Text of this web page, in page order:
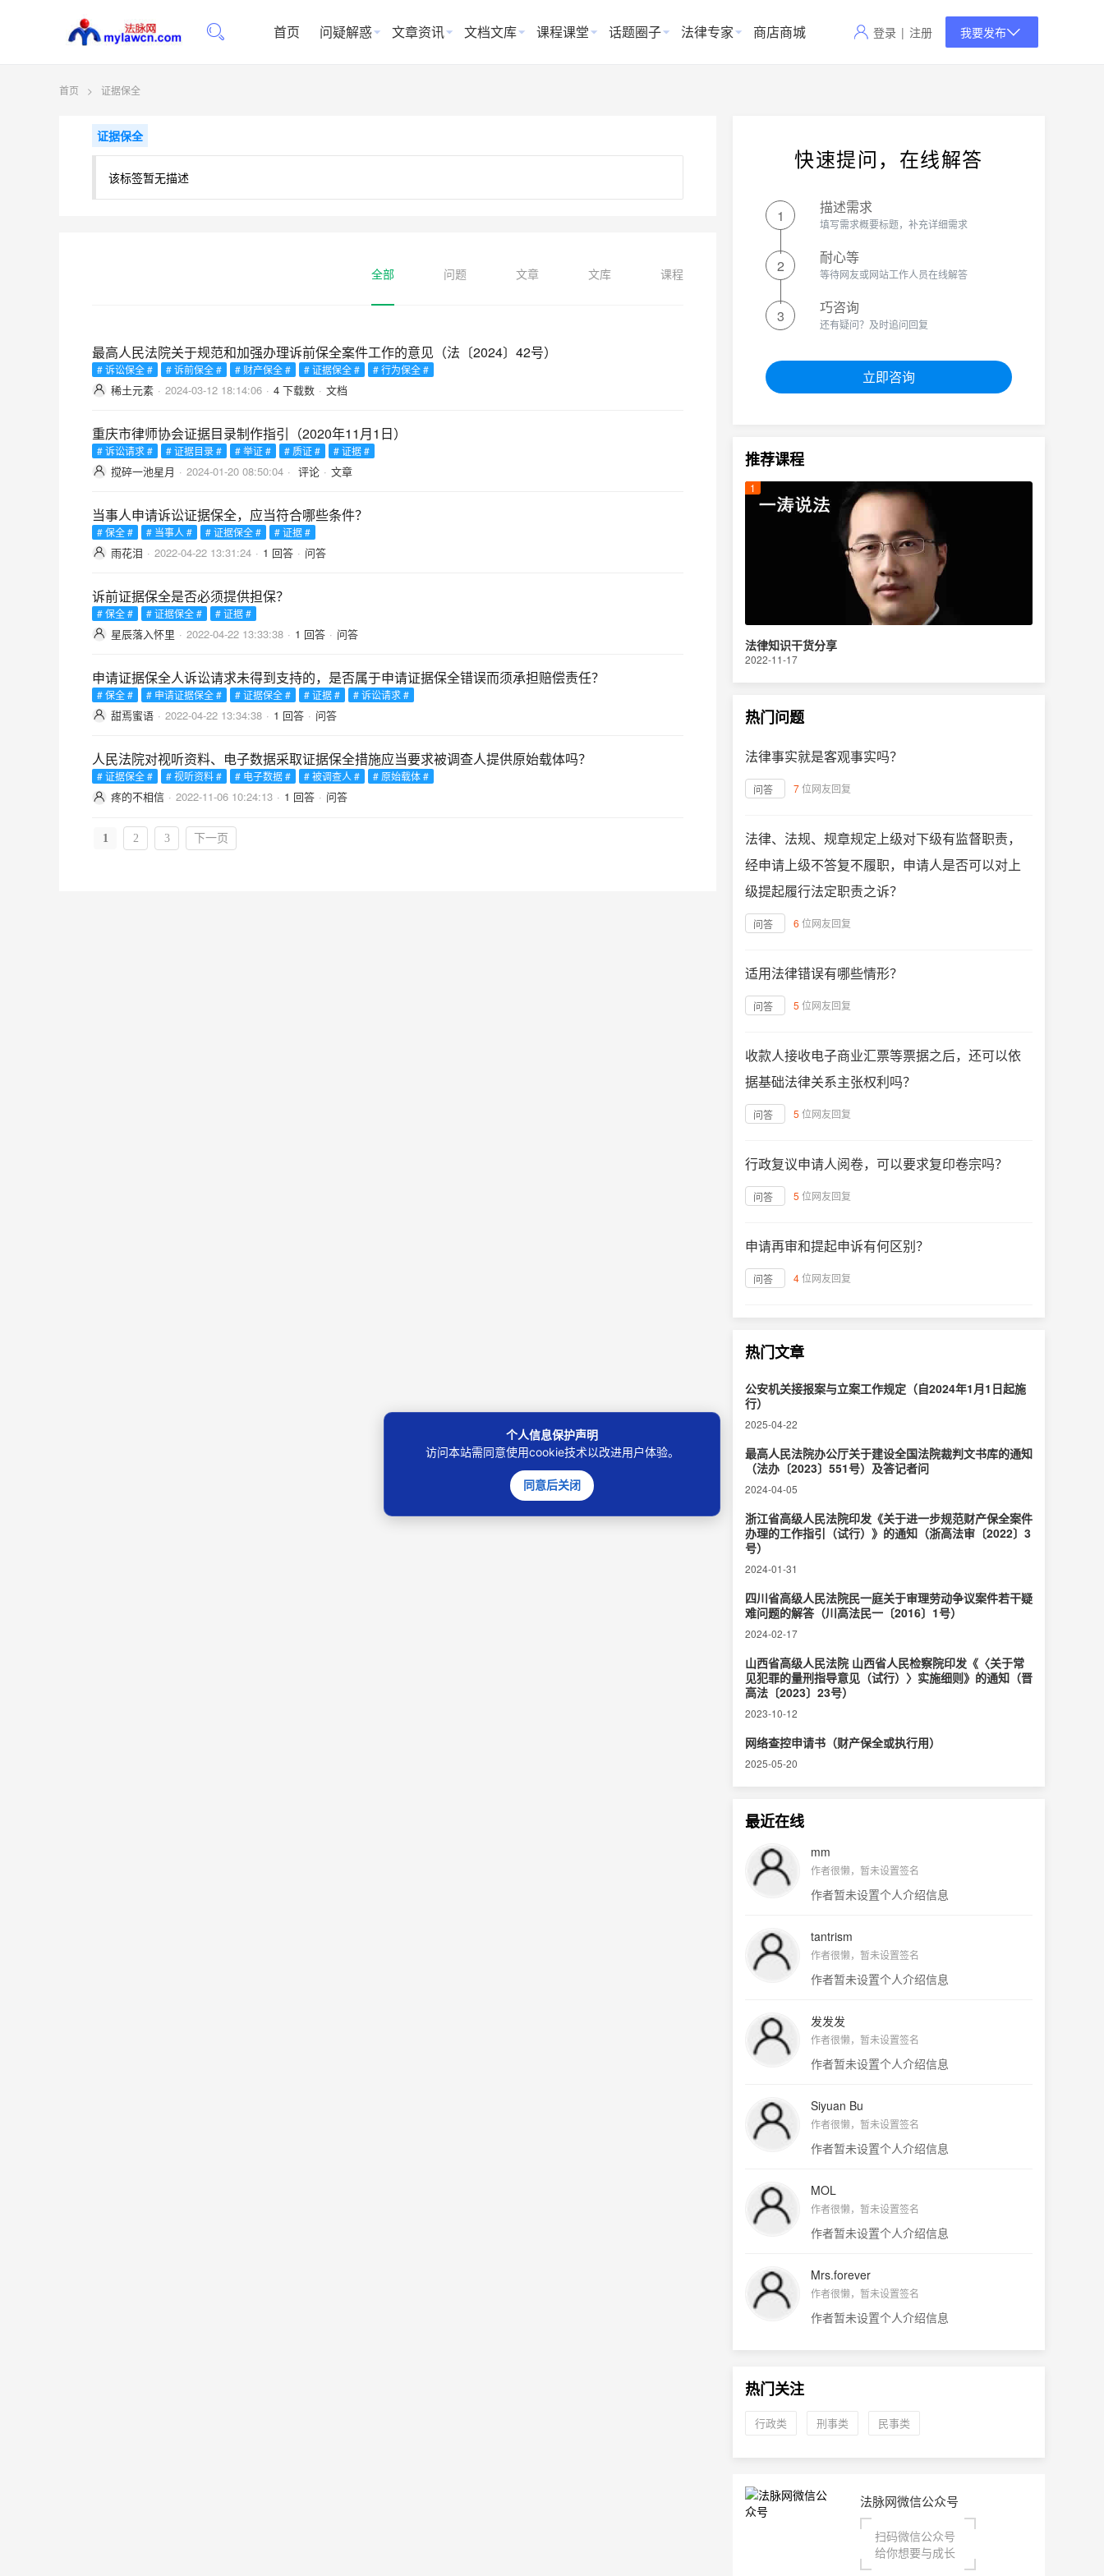
首页 问疑解惑 文章资讯 文档文库 课程课堂 话题圈子 法律专家 商店商城 登录 | 注册 我要发布
首页 > 证据保全
证据保全
该标签暂无描述
全部 问题 文章 文库 课程
最高人民法院关于规范和加强办理诉前保全案件工作的意见（法〔2024〕42号）
# 诉讼保全 # # 诉前保全 # # 财产保全 # # 证据保全 # # 行为保全 #
稀土元素 · 2024-03-12 18:14:06 · 4 下载数 · 文档
重庆市律师协会证据目录制作指引（2020年11月1日）
# 诉讼请求 # # 证据目录 # # 举证 # # 质证 # # 证据 #
搅碎一池星月 · 2024-01-20 08:50:04 · 评论 · 文章
当事人申请诉讼证据保全，应当符合哪些条件？
# 保全 # # 当事人 # # 证据保全 # # 证据 #
雨花泪 · 2022-04-22 13:31:24 · 1 回答 · 问答
诉前证据保全是否必须提供担保？
# 保全 # # 证据保全 # # 证据 #
星辰落入怀里 · 2022-04-22 13:33:38 · 1 回答 · 问答
申请证据保全人诉讼请求未得到支持的，是否属于申请证据保全错误而须承担赔偿责任？
# 保全 # # 申请证据保全 # # 证据保全 # # 证据 # # 诉讼请求 #
甜焉蜜语 · 2022-04-22 13:34:38 · 1 回答 · 问答
人民法院对视听资料、电子数据采取证据保全措施应当要求被调查人提供原始载体吗？
# 证据保全 # # 视听资料 # # 电子数据 # # 被调查人 # # 原始载体 #
疼的不相信 · 2022-11-06 10:24:13 · 1 回答 · 问答
1 2 3 下一页
快速提问，在线解答
1 描述需求
填写需求概要标题，补充详细需求
2 耐心等
等待网友或网站工作人员在线解答
3 巧咨询
还有疑问？及时追问回复
立即咨询
推荐课程
法律知识干货分享
2022-11-17
热门问题
法律事实就是客观事实吗？
问答 7位网友回复
法律、法规、规章规定上级对下级有监督职责，
经申请上级不答复不履职，申请人是否可以对上
级提起履行法定职责之诉？
问答 6 位网友回复
适用法律错误有哪些情形？
问答 5 位网友回复
收款人接收电子商业汇票等票据之后，还可以依
据基础法律关系主张权利吗？
问答 5 位网友回复
行政复议申请人阅卷，可以要求复印卷宗吗？
问答 5 位网友回复
申请再审和提起申诉有何区别？
问答 4位网友回复
热门文章
公安机关接报案与立案工作规定（自2024年1月1日起施
行）
2025-04-22
最高人民法院办公厅关于建设全国法院裁判文书库的通知
（法办〔2023〕551号）及答记者问
2024-04-05
浙江省高级人民法院印发《关于进一步规范财产保全案件
办理的工作指引（试行）》的通知（浙高法审〔2022〕3
号）
2024-01-31
四川省高级人民法院民一庭关于审理劳动争议案件若干疑
难问题的解答（川高法民一〔2016〕1号）
2024-02-17
山西省高级人民法院 山西省人民检察院印发《〈关于常
见犯罪的量刑指导意见（试行）〉实施细则》的通知（晋
高法〔2023〕23号）
2023-10-12
网络查控申请书（财产保全或执行用）
2025-05-20
最近在线
mm
作者很懒，暂未设置签名
作者暂未设置个人介绍信息
tantrism
作者很懒，暂未设置签名
作者暂未设置个人介绍信息
发发发
作者很懒，暂未设置签名
作者暂未设置个人介绍信息
Siyuan Bu
作者很懒，暂未设置签名
作者暂未设置个人介绍信息
MOL
作者很懒，暂未设置签名
作者暂未设置个人介绍信息
Mrs.forever
作者很懒，暂未设置签名
作者暂未设置个人介绍信息
热门关注
行政类 刑事类 民事类
法脉网微信公众号
扫码微信公众号
给你想要与成长
个人信息保护声明
访问本站需同意使用cookie技术以改进用户体验。
同意后关闭